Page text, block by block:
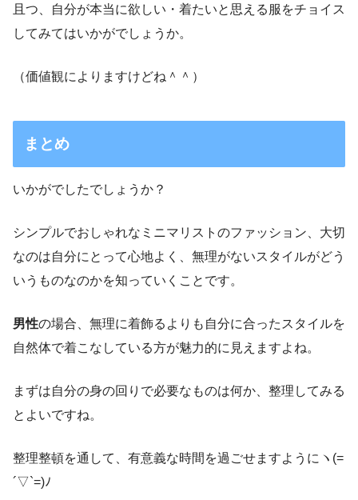
且つ、自分が本当に欲しい・着たいと思える服をチョイス
してみてはいかがでしょうか。
（価値観によりますけどね＾＾）
まとめ
いかがでしたでしょうか？
シンプルでおしゃれなミニマリストのファッション、大切
なのは自分にとって心地よく、無理がないスタイルがどう
いうものなのかを知っていくことです。
男性の場合、無理に着飾るよりも自分に合ったスタイルを
自然体で着こなしている方が魅力的に見えますよね。
まずは自分の身の回りで必要なものは何か、整理してみる
とよいですね。
整理整頓を通して、有意義な時間を過ごせますようにヽ(=
´▽`=)ﾉ